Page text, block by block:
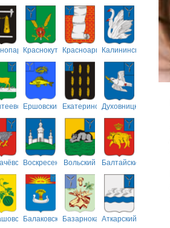
КраснокутскийКрасноармейский
Калининский
Ершовский ЕкатериновскийДуховницкий
ВоскресенскийВольский Балтайский
БалаковскийБазарнокарабулакский
Аткарский